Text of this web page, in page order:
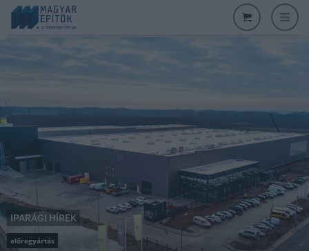
IPARÁGI HÍREK
előregyártás